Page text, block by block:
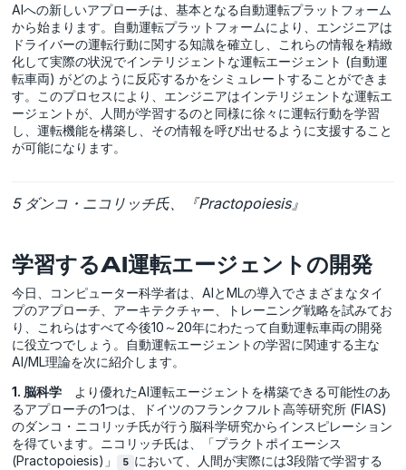
AIへの新しいアプローチは、基本となる自動運転プラットフォーム
から始まります。自動運転プラットフォームにより、エンジニアは
ドライバーの運転行動に関する知識を確立し、これらの情報を精緻
化して実際の状況でインテリジェントな運転エージェント (自動運
転車両) がどのように反応するかをシミュレートすることができま
す。このプロセスにより、エンジニアはインテリジェントな運転エ
ージェントが、人間が学習するのと同様に徐々に運転行動を学習
し、運転機能を構築し、その情報を呼び出せるように支援すること
が可能になります。
5 ダンコ・ニコリッチ氏、『Practopoiesis』
学習するAI運転エージェントの開発
今日、コンピューター科学者は、AIとMLの導入でさまざまなタイ
プのアプローチ、アーキテクチャー、トレーニング戦略を試みてお
り、これらはすべて今後10～20年にわたって自動運転車両の開発
に役立つでしょう。自動運転エージェントの学習に関連する主な
AI/ML理論を次に紹介します。
1. 脳科学
より優れたAI運転エージェントを構築できる可能性のあ
るアプローチの1つは、ドイツのフランクフルト高等研究所 (FIAS)
のダンコ・ニコリッチ氏が行う脳科学研究からインスピレーション
を得ています。ニコリッチ氏は、「プラクトポイエーシス
(Practopoiesis)」
5 において、人間が実際には3段階で学習する